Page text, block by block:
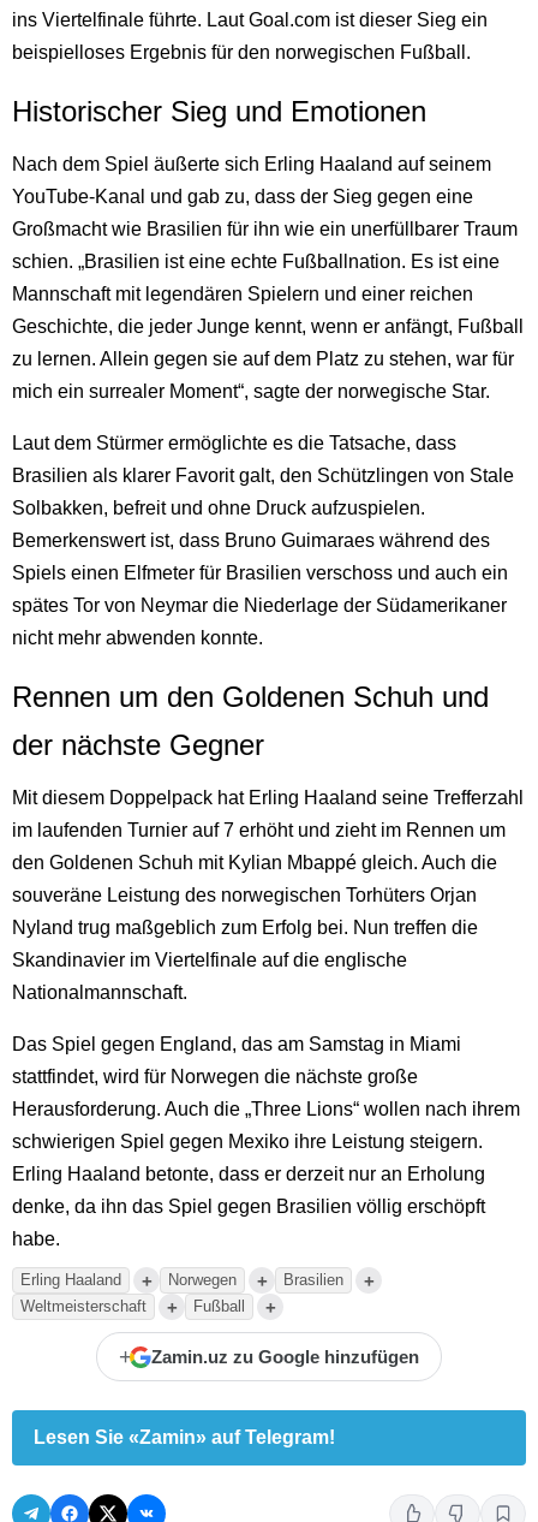
ins Viertelfinale führte. Laut Goal.com ist dieser Sieg ein
beispielloses Ergebnis für den norwegischen Fußball.
Historischer Sieg und Emotionen
Nach dem Spiel äußerte sich Erling Haaland auf seinem
YouTube-Kanal und gab zu, dass der Sieg gegen eine
Großmacht wie Brasilien für ihn wie ein unerfüllbarer Traum
schien. „Brasilien ist eine echte Fußballnation. Es ist eine
Mannschaft mit legendären Spielern und einer reichen
Geschichte, die jeder Junge kennt, wenn er anfängt, Fußball
zu lernen. Allein gegen sie auf dem Platz zu stehen, war für
mich ein surrealer Moment“, sagte der norwegische Star.
Laut dem Stürmer ermöglichte es die Tatsache, dass
Brasilien als klarer Favorit galt, den Schützlingen von Stale
Solbakken, befreit und ohne Druck aufzuspielen.
Bemerkenswert ist, dass Bruno Guimaraes während des
Spiels einen Elfmeter für Brasilien verschoss und auch ein
spätes Tor von Neymar die Niederlage der Südamerikaner
nicht mehr abwenden konnte.
Rennen um den Goldenen Schuh und
der nächste Gegner
Mit diesem Doppelpack hat Erling Haaland seine Trefferzahl
im laufenden Turnier auf 7 erhöht und zieht im Rennen um
den Goldenen Schuh mit Kylian Mbappé gleich. Auch die
souveräne Leistung des norwegischen Torhüters Orjan
Nyland trug maßgeblich zum Erfolg bei. Nun treffen die
Skandinavier im Viertelfinale auf die englische
Nationalmannschaft.
Das Spiel gegen England, das am Samstag in Miami
stattfindet, wird für Norwegen die nächste große
Herausforderung. Auch die „Three Lions“ wollen nach ihrem
schwierigen Spiel gegen Mexiko ihre Leistung steigern.
Erling Haaland betonte, dass er derzeit nur an Erholung
denke, da ihn das Spiel gegen Brasilien völlig erschöpft
habe.
Erling Haaland + Norwegen + Brasilien +
Weltmeisterschaft + Fußball +
+ Zamin.uz zu Google hinzufügen
Lesen Sie «Zamin» auf Telegram!